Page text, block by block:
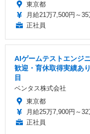
東京都
月給21万7,500円～35
正社員
AIゲームテストエンジ
歓迎・育休取得実績あ
目
ベンタス株式会社
東京都
月給25万7,900円～32
正社員